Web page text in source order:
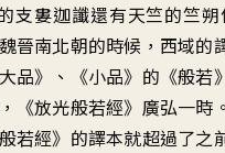
支婁迦讖還有天竺的竺
晉南北朝的時候，西域的
品》、《小品》的《般若
《放光般若經》廣弘一時
若經》的譯本就超過了之